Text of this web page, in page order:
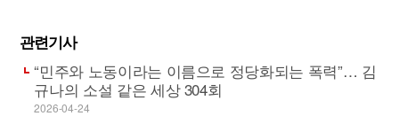
관련기사
“민주와 노동이라는 이름으로 정당화되는 폭력”… 김
규나의 소설 같은 세상 304회
2026-04-24